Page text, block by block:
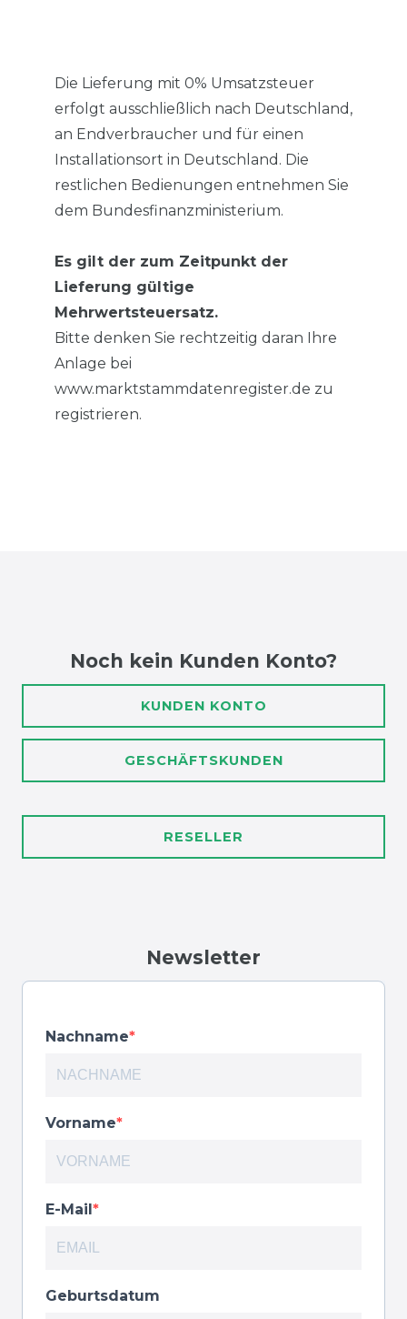
Die Lieferung mit 0% Umsatzsteuer
erfolgt ausschließlich nach Deutschland,
an Endverbraucher und für einen
Installationsort in Deutschland. Die
restlichen Bedienungen entnehmen Sie
dem Bundesfinanzministerium.
Es gilt der zum Zeitpunkt der
Lieferung gültige
Mehrwertsteuersatz.
Bitte denken Sie rechtzeitig daran Ihre
Anlage bei
www.marktstammdatenregister.de zu
registrieren.
Noch kein Kunden Konto?
KUNDEN KONTO
GESCHÄFTSKUNDEN
RESELLER
Newsletter
Nachname
Vorname
E-Mail
Geburtsdatum